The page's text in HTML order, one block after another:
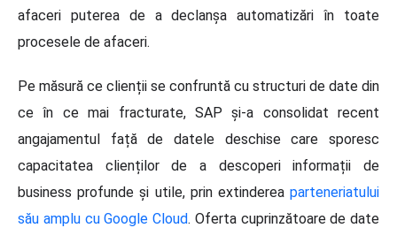
afaceri puterea de a declanșa automatizări în toate
procesele de afaceri.
Pe măsură ce clienții se confruntă cu structuri de date din
ce în ce mai fracturate, SAP și-a consolidat recent
angajamentul față de datele deschise care sporesc
capacitatea clienților de a descoperi informații de
business profunde și utile, prin extinderea parteneriatului
său amplu cu Google Cloud. Oferta cuprinzătoare de date